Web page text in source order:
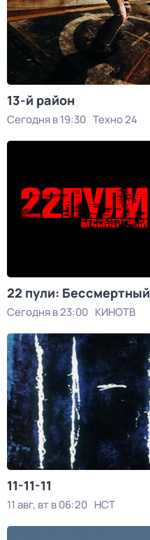
13-й район
Сегодня в 19:30 Техно 24
22 пули: Бессмертный
Сегодня в 23:00 КИНОТВ
11-11-11
11 авг, вт в 06:20 НСТ